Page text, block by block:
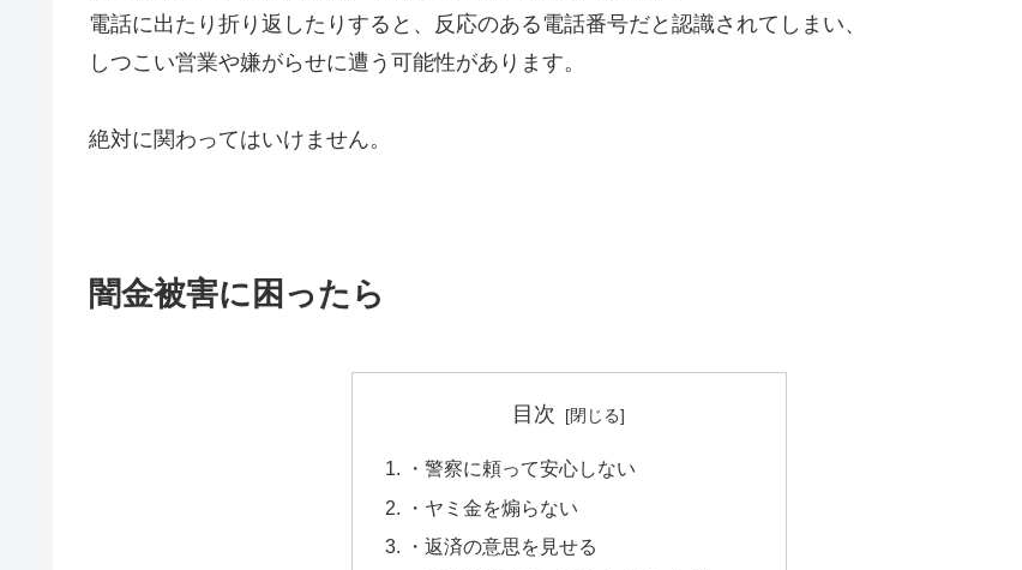
電話に出たり折り返したりすると、反応のある電話番号だと認識されてしまい、
しつこい営業や嫌がらせに遭う可能性があります。
絶対に関わってはいけません。
闇金被害に困ったら
目次
・警察に頼って安心しない
・ヤミ金を煽らない
・返済の意思を見せる